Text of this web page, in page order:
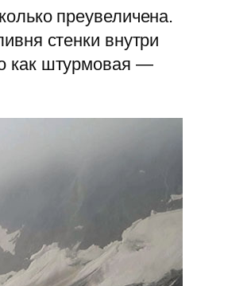
преувеличена.
стенки внутри
как штурмовая —